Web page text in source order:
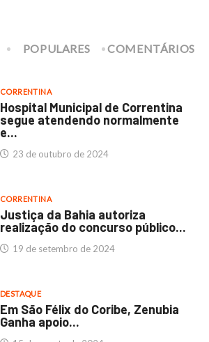
POPULARES COMENTÁRIOS
CORRENTINA
Hospital Municipal de Correntina
segue atendendo normalmente
e...
23 de outubro de 2024
CORRENTINA
Justiça da Bahia autoriza
realização do concurso público...
19 de setembro de 2024
DESTAQUE
Em São Félix do Coribe, Zenubia
Ganha apoio...